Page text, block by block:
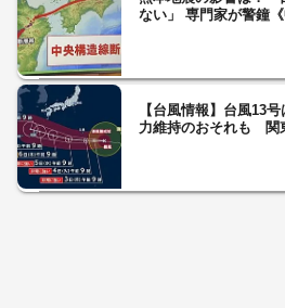
ない」 専門家が警鐘
【台風情報】台風13
力維持のおそれも 関